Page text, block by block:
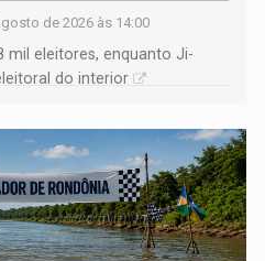
de 2026 às 14:00
mil eleitores, enquanto Ji-
do interior